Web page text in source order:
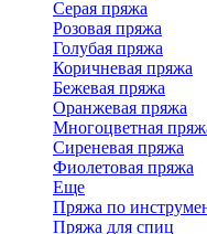
Серая пряжа
Розовая пряжа
Голубая пряжа
Коричневая пряжа
Бежевая пряжа
Оранжевая пряжа
Многоцветная
Сиреневая пряжа
Фиолетовая пряжа
Еще
Пряжа по
Пряжа для спиц